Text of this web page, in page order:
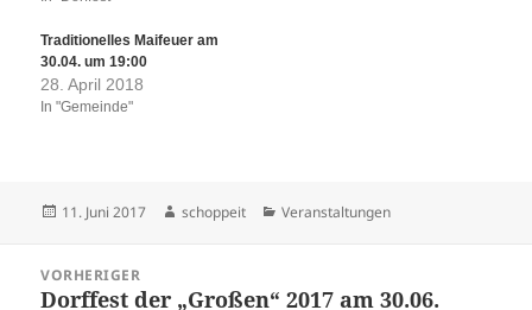
Traditionelles Maifeuer am
30.04. um 19:00
28. April 2018
In "Gemeinde"
Veröffentlicht
11. Juni 2017 Autor
schoppeit Kategorien
Veranstaltungen
VORHERIGER
Vorheriger
Dorffest der „Großen“ 2017 am 30.06.